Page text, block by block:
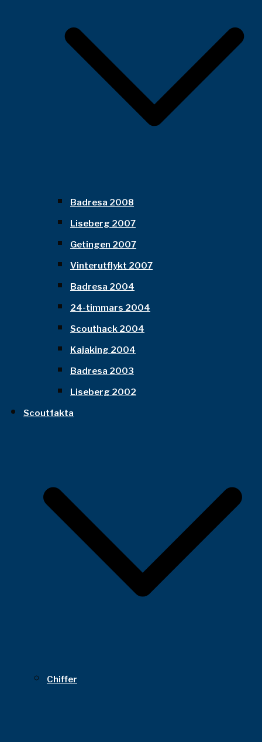
Badresa 2008
Liseberg 2007
Getingen 2007
Vinterutflykt 2007
Badresa 2004
24-timmars 2004
Scouthack 2004
Kajaking 2004
Badresa 2003
Liseberg 2002
Scoutfakta
Chiffer